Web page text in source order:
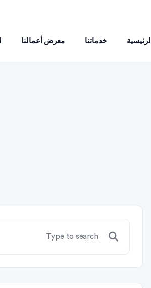
الرئيسية خدماتنا معرض أعمالنا